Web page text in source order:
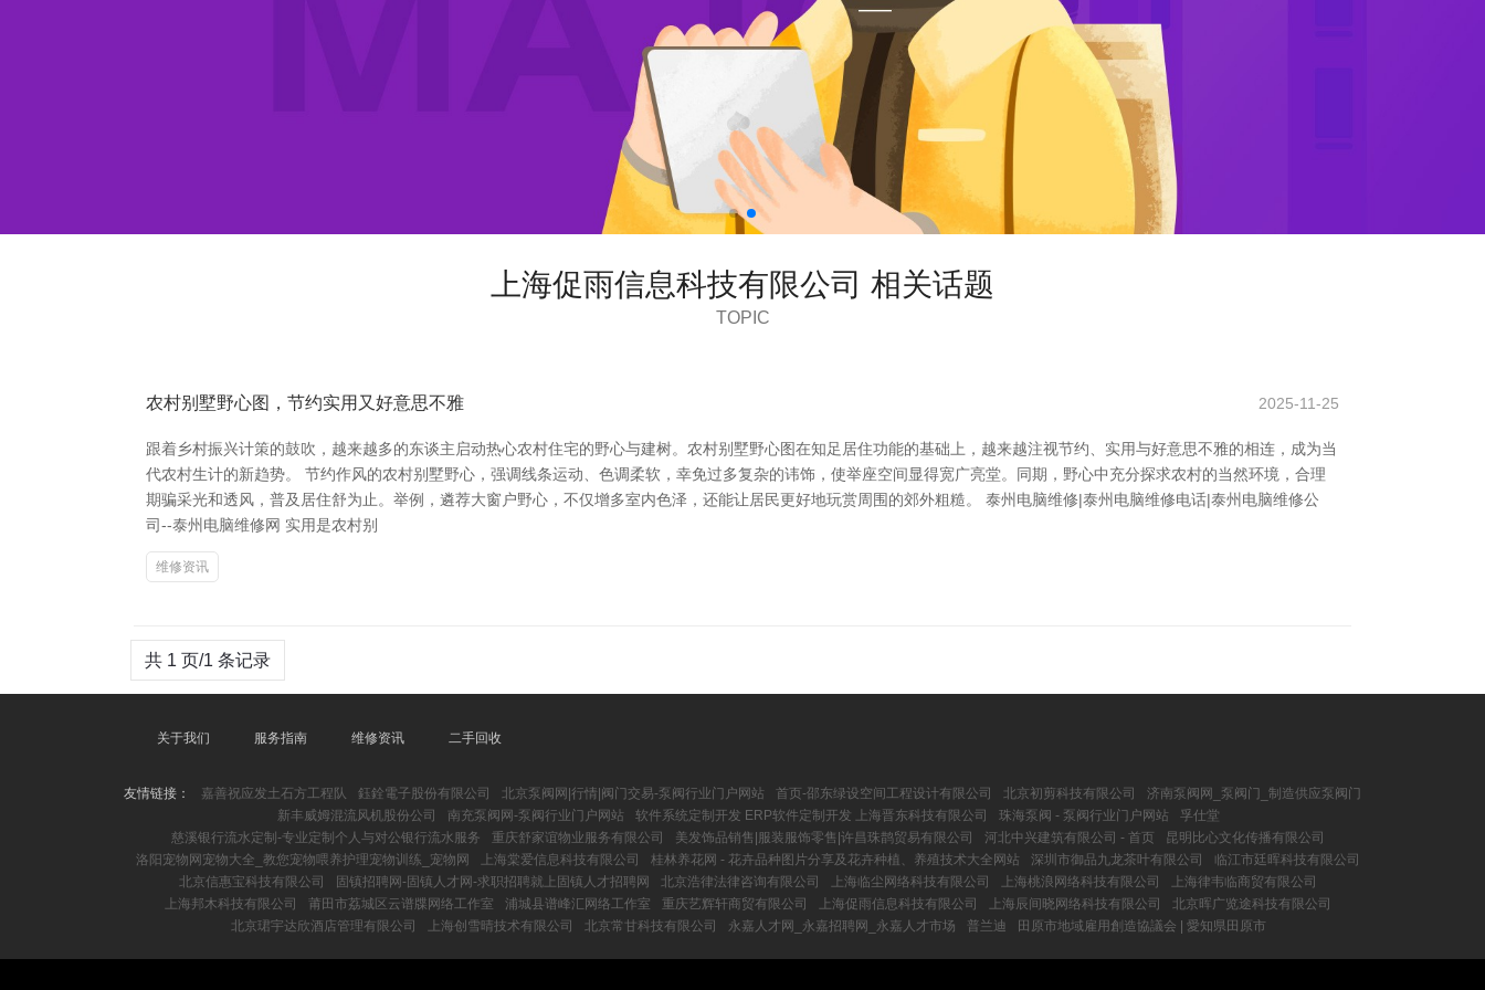
上海促雨信息科技有限公司 相关话题
TOPIC
农村别墅野心图，节约实用又好意思不雅 2025-11-25
跟着乡村振兴计策的鼓吹，越来越多的东谈主启动热心农村住宅的野心与建树。农村别墅野心图在知足居住功能的基础上，越来越注视节约、实用与好意思不雅的相连，成为当
代农村生计的新趋势。 节约作风的农村别墅野心，强调线条运动、色调柔软，幸免过多复杂的讳饰，使举座空间显得宽广亮堂。同期，野心中充分探求农村的当然环境，合理
期骗采光和透风，普及居住舒为止。举例，遴荐大窗户野心，不仅增多室内色泽，还能让居民更好地玩赏周围的郊外粗糙。 泰州电脑维修|泰州电脑维修电话|泰州电脑维修公
司--泰州电脑维修网 实用是农村别
维修资讯
共 1 页/1 条记录
关于我们 服务指南 维修资讯 二手回收
友情链接： 嘉善祝应发土石方工程队 鈺銓電子股份有限公司 北京泵阀网|行情|阀门交易-泵阀行业门户网站 首页-邵东绿设空间工程设计有限公司 北京初剪科技有限公司
济南泵阀网_泵阀门_制造供应泵阀门
新丰威姆混流风机股份公司
南充泵阀网-泵阀行业门户网站 软件系统定制开发 ERP软件定制开发 上海晋东科技有限公司 珠海泵阀 - 泵阀行业门户网站
孚仕堂
慈溪银行流水定制-专业定制个人与对公银行流水服务
重庆舒家谊物业服务有限公司 美发饰品销售|服装服饰零售|许昌珠鹊贸易有限公司 河北中兴建筑有限公司 - 首页
昆明比心文化传播有限公司
洛阳宠物网宠物大全_教您宠物喂养护理宠物训练_宠物网
上海棠爱信息科技有限公司 桂林养花网 - 花卉品种图片分享及花卉种植、养殖技术大全网站 深圳市御品九龙茶叶有限公司
临江市廷晖科技有限公司
北京信惠宝科技有限公司
固镇招聘网-固镇人才网-求职招聘就上固镇人才招聘网 北京浩律法律咨询有限公司 上海临尘网络科技有限公司 上海桃浪网络科技有限公司
上海律韦临商贸有限公司
上海邦木科技有限公司
莆田市荔城区云谱牒网络工作室 浦城县谱峰汇网络工作室 重庆艺辉轩商贸有限公司 上海促雨信息科技有限公司 上海辰间晓网络科技有限公司
北京晖广览途科技有限公司
北京珺宇达欣酒店管理有限公司
上海创雪晴技术有限公司 北京常甘科技有限公司 永嘉人才网_永嘉招聘网_永嘉人才市场 普兰迪 田原市地域雇用創造協議会 | 愛知県田原市